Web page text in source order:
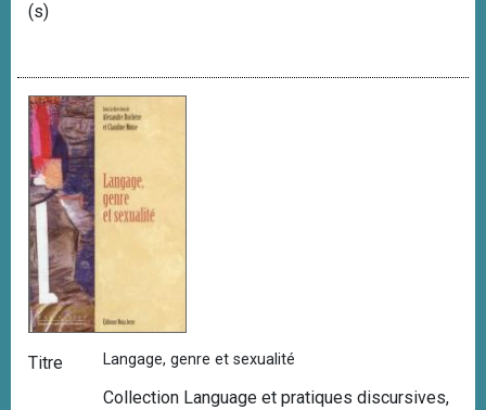
(s)
Titre Langage, genre et sexualité
Collection Language et pratiques discursives,